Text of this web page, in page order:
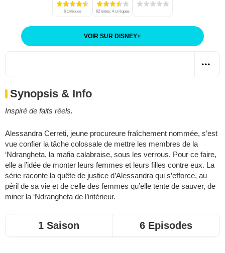
6 critiques 62 notes, 4 critiques
VOIR SUR DISNEY+
Synopsis & Info
Inspiré de faits réels.
Alessandra Cerreti, jeune procureure fraîchement nommée, s’est
vue confier la tâche colossale de mettre les membres de la
‘Ndrangheta, la mafia calabraise, sous les verrous. Pour ce faire,
elle a l’idée de monter leurs femmes et leurs filles contre eux. La
série raconte la quête de justice d’Alessandra qui s’efforce, au
péril de sa vie et de celle des femmes qu’elle tente de sauver, de
miner la ‘Ndrangheta de l’intérieur.
1 Saison 6 Episodes